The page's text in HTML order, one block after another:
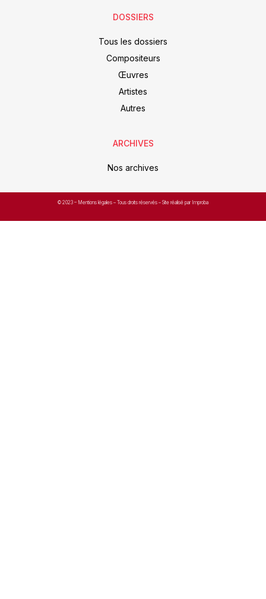
DOSSIERS
Tous les dossiers
Compositeurs
Œuvres
Artistes
Autres
ARCHIVES
Nos archives
© 2023 – Mentions légales – Tous droits réservés – Site réalisé par Improba